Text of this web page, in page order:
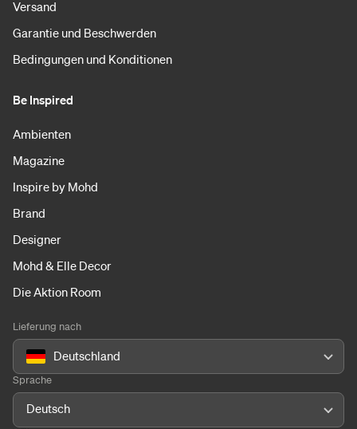
Versand
Garantie und Beschwerden
Bedingungen und Konditionen
Be Inspired
Ambienten
Magazine
Inspire by Mohd
Brand
Designer
Mohd & Elle Decor
Die Aktion Room
Lieferung nach
Deutschland
Sprache
Deutsch